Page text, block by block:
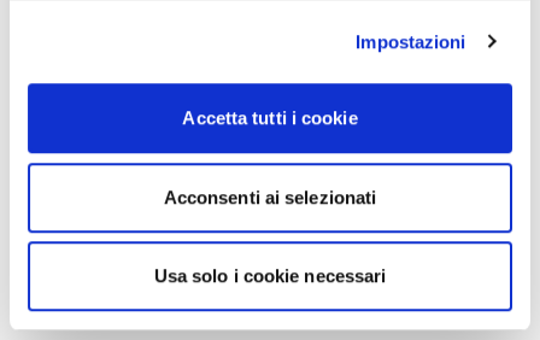
Impostazioni
Accetta tutti i cookie
Acconsenti ai selezionati
Usa solo i cookie necessari